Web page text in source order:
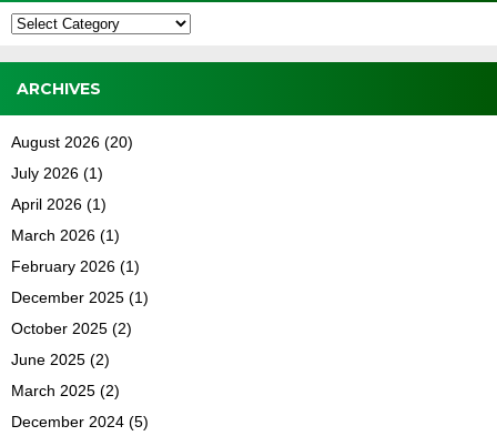
Kategori
ARCHIVES
August 2026 (20)
July 2026 (1)
April 2026 (1)
March 2026 (1)
February 2026 (1)
December 2025 (1)
October 2025 (2)
June 2025 (2)
March 2025 (2)
December 2024 (5)